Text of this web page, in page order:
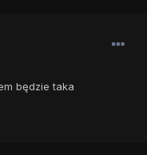
będzie taka